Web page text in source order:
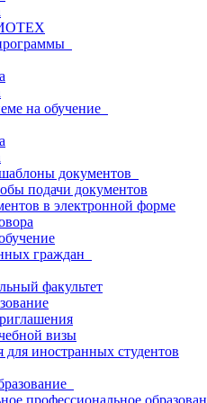
на обучение
документов
подачи документов
в электронной форме
граждан
факультет
визы
для иностранных студентов
профессиональное